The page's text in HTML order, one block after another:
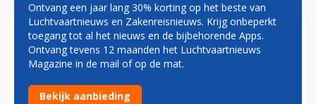
VNLG
Luchtvaartsector wil extra maatregelen tegen drones
Ontvang een jaar lang 30% korting op het beste van
Luchtvaartnieuws en Zakenreisnieuws. Krijg onbeperkt
toegang tot al het nieuws en de bijbehorende Apps.
Ontvang tevens 12 maanden het Luchtvaartnieuws
Magazine in de mail of op de mat.
Bekijk aanbieding